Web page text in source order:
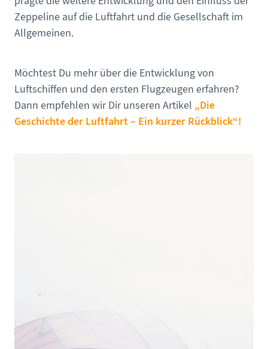
Zeppeline auf die Luftfahrt und die Gesellschaft im
Allgemeinen.
Möchtest Du mehr über die Entwicklung von
Luftschiffen und den ersten Flugzeugen erfahren?
Dann empfehlen wir Dir unseren Artikel „Die
Geschichte der Luftfahrt – Ein kurzer Rückblick“!